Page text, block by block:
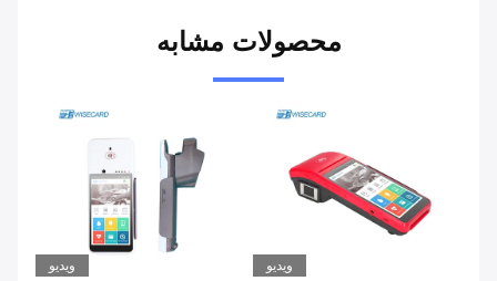
محصولات مشابه
ویدیو ویدیو